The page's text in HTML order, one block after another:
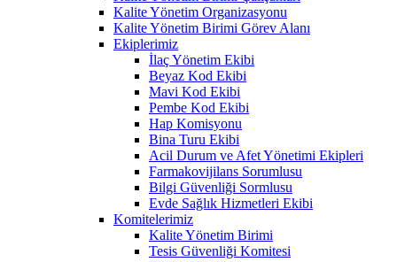
Kalite Yönetim Organizasyonu
Kalite Yönetim Birimi Görev Alanı
Ekiplerimiz
İlaç Yönetim Ekibi
Beyaz Kod Ekibi
Mavi Kod Ekibi
Pembe Kod Ekibi
Hap Komisyonu
Bina Turu Ekibi
Acil Durum ve Afet Yönetimi Ekipleri
Farmakovijilans Sorumlusu
Bilgi Güvenliği Sormlusu
Evde Sağlık Hizmetleri Ekibi
Komitelerimiz
Kalite Yönetim Birimi
Tesis Güvenliği Komitesi